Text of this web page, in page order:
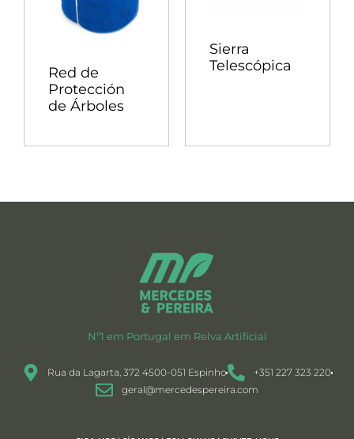
Red de
Protección
de Árboles
Sierra
Telescópica
Nº1 em Portugal em Relva Artificial
Rua da Lagarta, 372 4500-051 Espinho
+351 227 323 220
geral@mercedespereira.com